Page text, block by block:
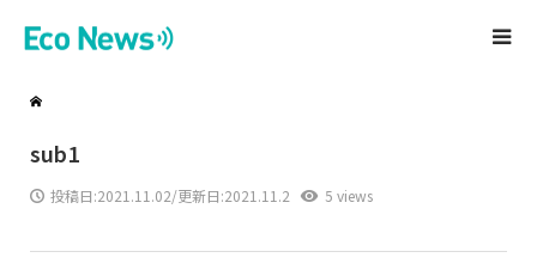
sub1
投稿日:2021.11.02/更新日:2021.11.2 5 views